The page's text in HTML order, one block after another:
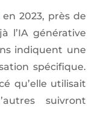
en 2023, près de
l’IA générative
indiquent une
spécifique.
qu’elle utilisait
suivront